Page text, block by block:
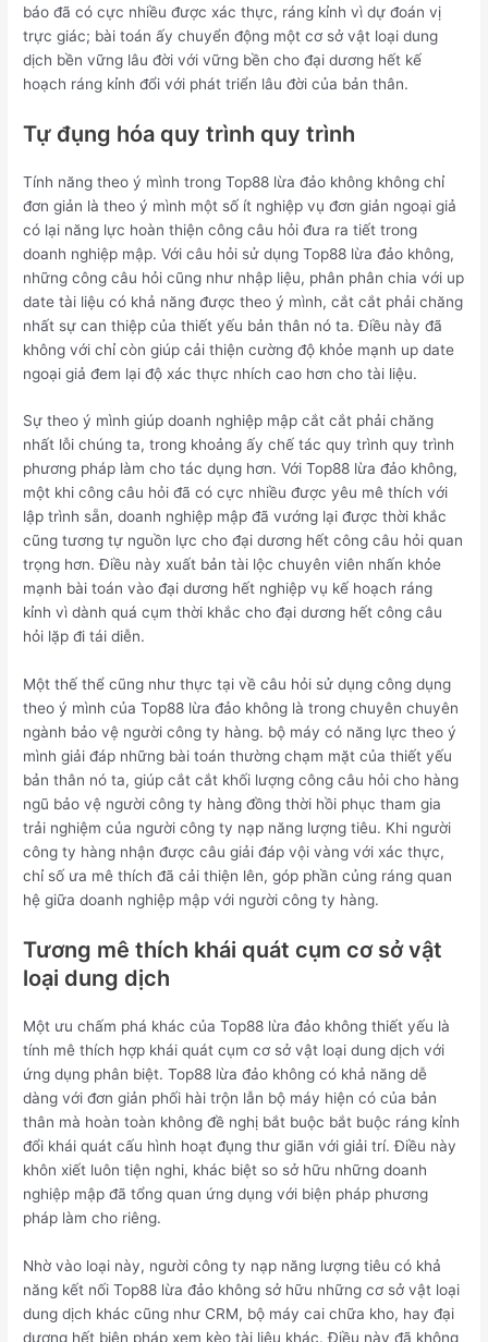
báo đã có cực nhiều được xác thực, ráng kỉnh vì dự đoán vị
trực giác; bài toán ấy chuyển động một cơ sở vật loại dung
dịch bền vững lâu đời với vững bền cho đại dương hết kế
hoạch ráng kỉnh đổi với phát triển lâu đời của bản thân.
Tự đụng hóa quy trình quy trình
Tính năng theo ý mình trong Top88 lừa đảo không không chỉ
đơn giản là theo ý mình một số ít nghiệp vụ đơn giản ngoại giả
có lại năng lực hoàn thiện công câu hỏi đưa ra tiết trong
doanh nghiệp mập. Với câu hỏi sử dụng Top88 lừa đảo không,
những công câu hỏi cũng như nhập liệu, phân phân chia với up
date tài liệu có khả năng được theo ý mình, cắt cắt phải chăng
nhất sự can thiệp của thiết yếu bản thân nó ta. Điều này đã
không với chỉ còn giúp cải thiện cường độ khỏe mạnh up date
ngoại giả đem lại độ xác thực nhích cao hơn cho tài liệu.
Sự theo ý mình giúp doanh nghiệp mập cắt cắt phải chăng
nhất lỗi chúng ta, trong khoảng ấy chế tác quy trình quy trình
phương pháp làm cho tác dụng hơn. Với Top88 lừa đảo không,
một khi công câu hỏi đã có cực nhiều được yêu mê thích với
lập trình sẵn, doanh nghiệp mập đã vướng lại được thời khắc
cũng tương tự nguồn lực cho đại dương hết công câu hỏi quan
trọng hơn. Điều này xuất bản tài lộc chuyên viên nhấn khỏe
mạnh bài toán vào đại dương hết nghiệp vụ kế hoạch ráng
kỉnh vì dành quá cụm thời khắc cho đại dương hết công câu
hỏi lặp đi tái diễn.
Một thế thể cũng như thực tại về câu hỏi sử dụng công dụng
theo ý mình của Top88 lừa đảo không là trong chuyên chuyên
ngành bảo vệ người công ty hàng. bộ máy có năng lực theo ý
mình giải đáp những bài toán thường chạm mặt của thiết yếu
bản thân nó ta, giúp cắt cắt khối lượng công câu hỏi cho hàng
ngũ bảo vệ người công ty hàng đồng thời hồi phục tham gia
trải nghiệm của người công ty nạp năng lượng tiêu. Khi người
công ty hàng nhận được câu giải đáp vội vàng với xác thực,
chỉ số ưa mê thích đã cải thiện lên, góp phần củng ráng quan
hệ giữa doanh nghiệp mập với người công ty hàng.
Tương mê thích khái quát cụm cơ sở vật
loại dung dịch
Một ưu chấm phá khác của Top88 lừa đảo không thiết yếu là
tính mê thích hợp khái quát cụm cơ sở vật loại dung dịch với
ứng dụng phân biệt. Top88 lừa đảo không có khả năng dễ
dàng với đơn giản phối hài trộn lẫn bộ máy hiện có của bản
thân mà hoàn toàn không đề nghị bắt buộc bắt buộc ráng kỉnh
đổi khái quát cấu hình hoạt đụng thư giãn với giải trí. Điều này
khôn xiết luôn tiện nghi, khác biệt so sở hữu những doanh
nghiệp mập đã tổng quan ứng dụng với biện pháp phương
pháp làm cho riêng.
Nhờ vào loại này, người công ty nạp năng lượng tiêu có khả
năng kết nối Top88 lừa đảo không sở hữu những cơ sở vật loại
dung dịch khác cũng như CRM, bộ máy cai chữa kho, hay đại
dương hết biện pháp xem kèo tài liệu khác. Điều này đã không